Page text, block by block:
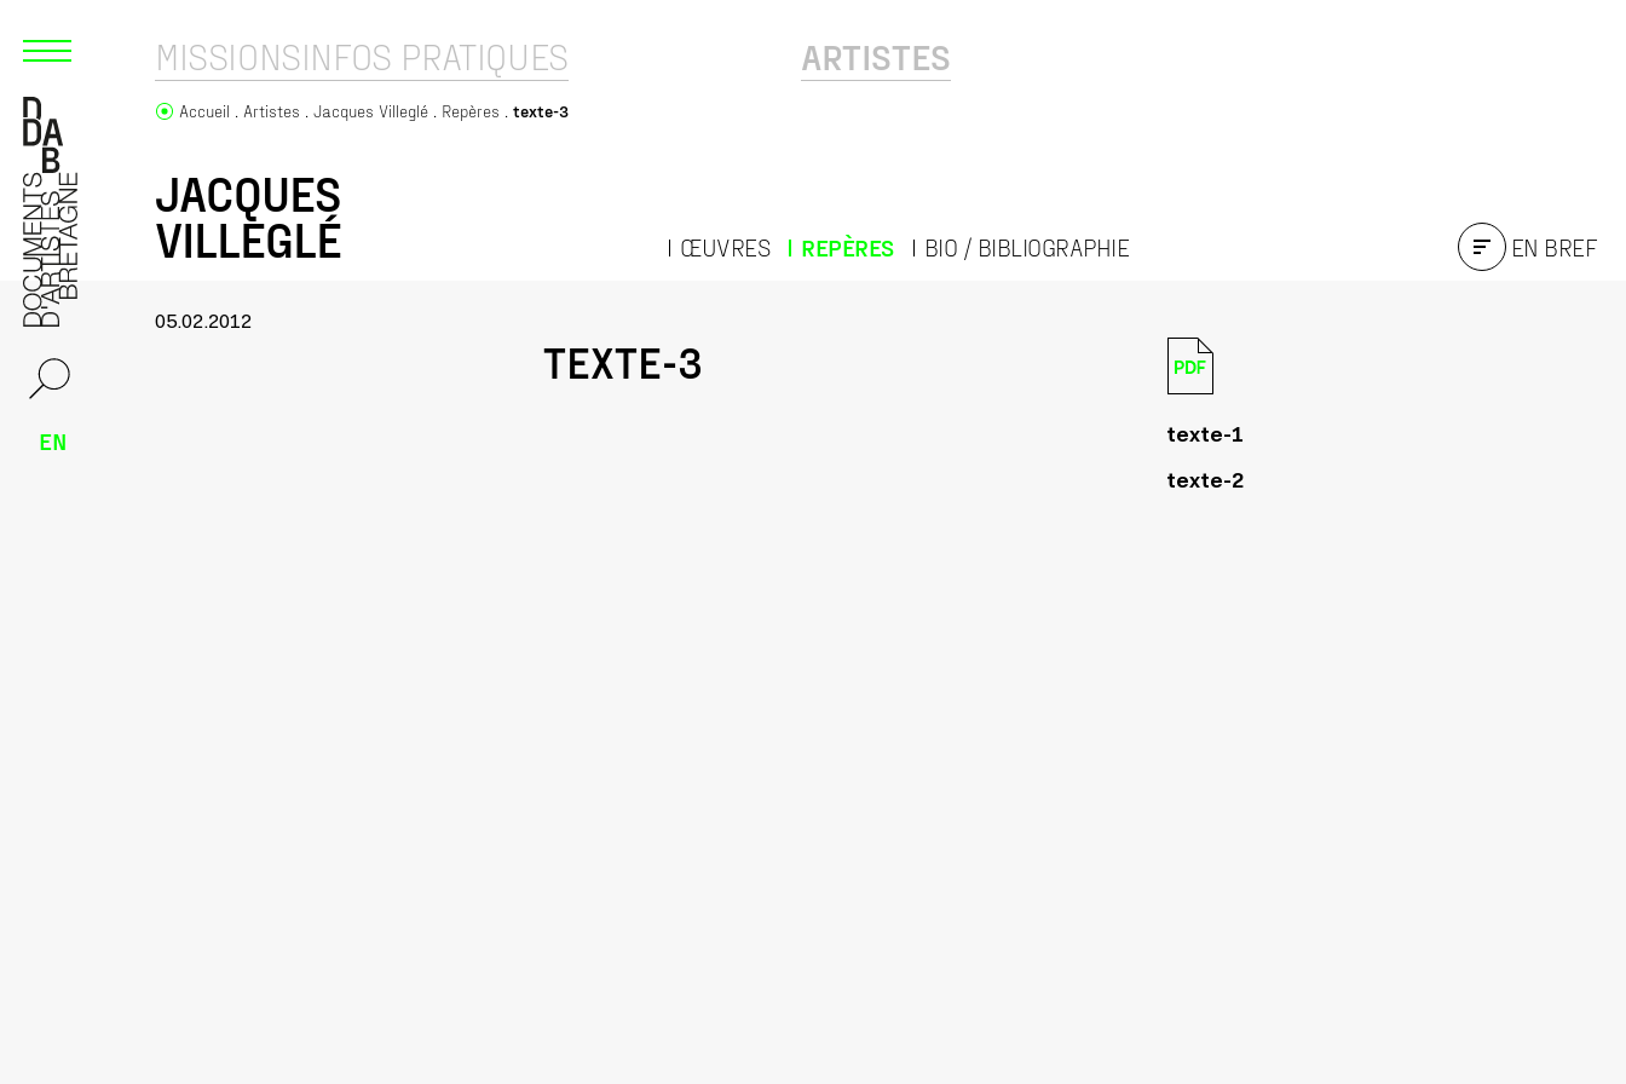
EN
MISSIONSINFOS PRATIQUES ARTISTES
Accueil Artistes Jacques Villeglé Repères texte-3
JACQUES
VILLEGLÉ ŒUVRES REPÈRES BIO / BIBLIOGRAPHIE EN BREF
05.02.2012
TEXTE-3
texte-1
texte-2